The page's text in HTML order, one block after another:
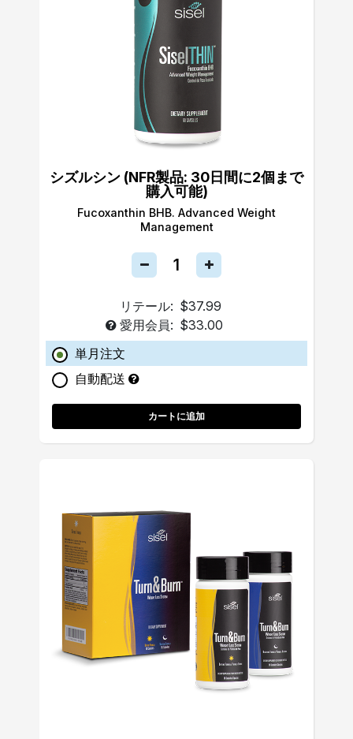
シズルシン (NFR製品: 30日間に2個まで
購入可能)
Fucoxanthin BHB. Advanced Weight
Management
リテール: $37.99
愛用会員: $33.00
単月注文
自動配送
カートに追加